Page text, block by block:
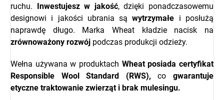
ruchu.
Inwestujesz w jakość, dzięki ponadczasowemu
designowi i jakości ubrania sąwytrzymałe i posłużą
naprawdę długo. Marka Wheat kładzie nacisk na
zrównoważony rozwój podczas produkcji odzieży.
Wełna używana w produktach Wheatposiada certyfikat
Responsible Wool Standard (RWS),co gwarantuje
etyczne traktowanie zwierząt i brak mulesingu.